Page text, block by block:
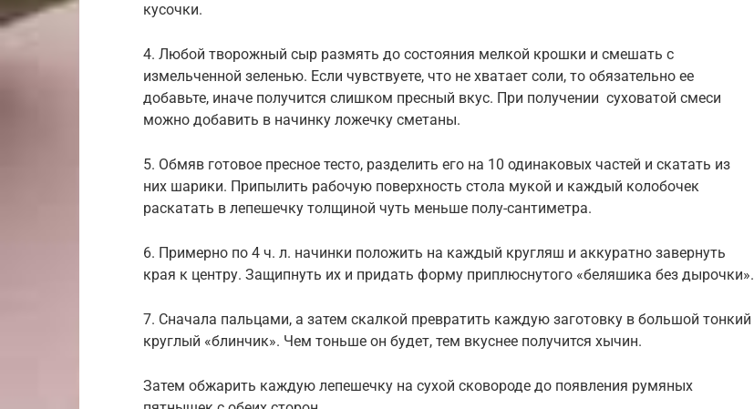
кусочки.
4. Любой творожный сыр размять до состояния мелкой крошки и смешать с
измельченной зеленью. Если чувствуете, что не хватает соли, то обязательно ее
добавьте, иначе получится слишком пресный вкус. При получении суховатой смеси
можно добавить в начинку ложечку сметаны.
5. Обмяв готовое пресное тесто, разделить его на 10 одинаковых частей и скатать из
них шарики. Припылить рабочую поверхность стола мукой и каждый колобочек
раскатать в лепешечку толщиной чуть меньше полу-сантиметра.
6. Примерно по 4 ч. л. начинки положить на каждый кругляш и аккуратно завернуть
края к центру. Защипнуть их и придать форму приплюснутого «беляшика без дырочки».
7. Сначала пальцами, а затем скалкой превратить каждую заготовку в большой тонкий
круглый «блинчик». Чем тоньше он будет, тем вкуснее получится хычин.
Затем обжарить каждую лепешечку на сухой сковороде до появления румяных